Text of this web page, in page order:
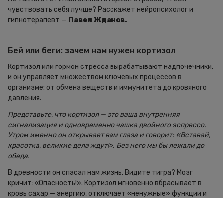
чувствовать себя лучше? Расскажет нейропсихолог и
гипнотерапевт — Павел Жданов.
Бей или беги: зачем нам нужен кортизол
Кортизол или гормон стресса вырабатывают надпочечники,
и он управляет множеством ключевых процессов в
организме: от обмена веществ и иммунитета до кровяного
давления.
Представьте, что кортизол — это ваша внутренняя
сигнализация и одновременно чашка двойного эспрессо.
Утром именно он открывает вам глаза и говорит: «Вставай,
красотка, великие дела ждут!». Без него мы бы лежали до
обеда.
В древности он спасал нам жизнь. Видите тигра? Мозг
кричит: «Опасность!». Кортизол мгновенно вбрасывает в
кровь сахар — энергию, отключает «ненужные» функции и